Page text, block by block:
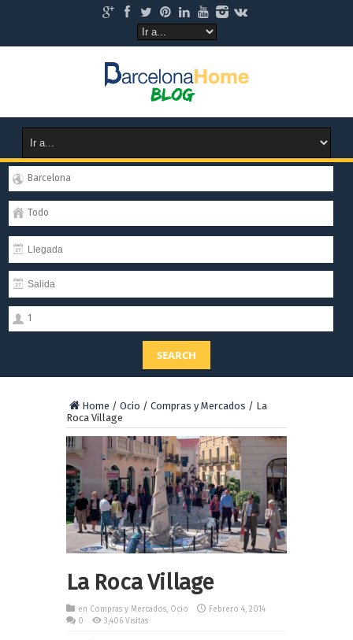
Barcelona
Todo
1
SEARCH
Home / Ocio / Compras y Mercados / La
Roca Village
La Roca Village
en Compras y Mercados, Ocio
Febrero 4, 2014
0
3,406 Visitas